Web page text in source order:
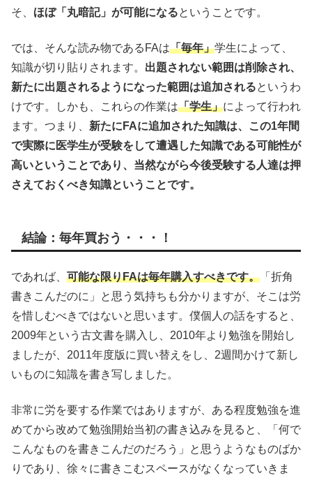
そ、 ほぼ「丸暗記」が可能になるということです。
では、そんな読み物であるFAは「毎年」学生によって、
知識が切り貼りされます。 出題されない範囲は削除され、
新たに出題されるようになった範囲は追加されるというわ
けです。しかも、これらの作業は「学生」によって行われ
ます。つまり、 新たにFAに追加された知識は、この1年間
で実際に医学生が受験をして遭遇した知識である可能性が
高いということであり、当然ながら今後受験する人達は押
さえておくべき知識ということです。
結論：毎年買おう・・・！
であれば、 可能な限りFAは毎年購入すべきです。 「折角
書きこんだのに」と思う気持ちも分かりますが、そこは労
を惜しむべきではないと思います。僕個人の話をすると、
2009年という古文書を購入し、2010年より勉強を開始し
ましたが、2011年度版に買い替えをし、2週間かけて新し
いものに知識を書き写しました。
非常に労を要する作業ではありますが、ある程度勉強を進
めてから改めて勉強開始当初の書き込みを見ると、「何で
こんなものを書きこんだのだろう」と思うようなものばか
りであり、徐々に書きこむスペースがなくなっていきま